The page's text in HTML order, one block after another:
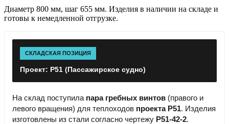
Диаметр 800 мм, шаг 655 мм. Изделия в наличии на складе и
готовы к немедленной отгрузке.
СКЛАДСКАЯ ПОЗИЦИЯ
Проект: Р51 (Пассажирское судно)
На склад поступила пара гребных винтов (правого и
левого вращения) для теплоходов проекта Р51. Изделия
изготовлены из стали согласно чертежу Р51-42-2.